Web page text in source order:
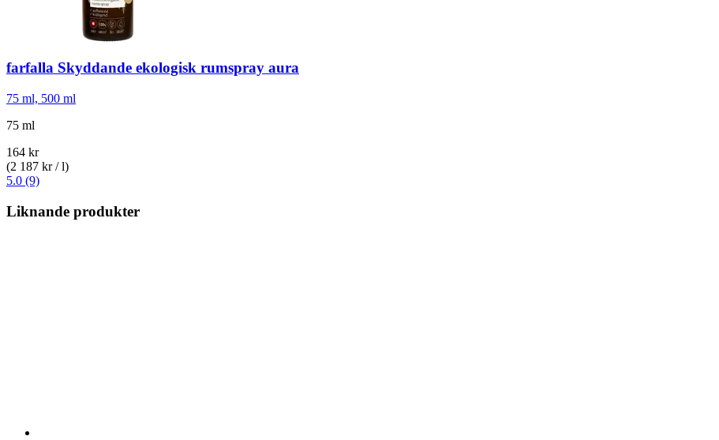
farfalla Skyddande ekologisk rumspray aura
75 ml, 500 ml
75 ml
164 kr
(2 187 kr / l)
5.0 (9)
Liknande produkter